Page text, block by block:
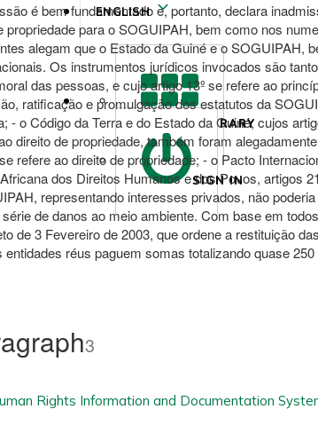
ENGLISH
LIBRARY
SIGN IN
é bem fundamentado e, portanto, declara
propriedade para o SOGUIPAH, bem como nos
alegam que o Estado da Guiné e o
Os instrumentos jurídicos invocados são
das pessoas, e cujo artigo 13º se refere ao
ratificação e promulgação dos estatutos da
- o Código da Terra e do Estado da Guiné, cujos
direito de propriedade, também foram
refere ao direito de propriedade; - o Pacto
dos Direitos Humanos e dos Povos, artigos
representando interesses privados, não
de danos ao meio ambiente. Com base em
de 3 Fevereiro de 2003, que ordene a restituição
réus paguem somas totalizando quase
3